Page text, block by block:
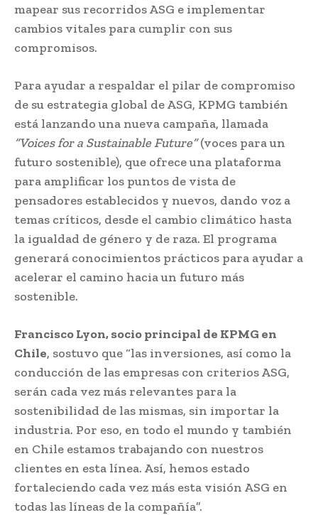
mapear sus recorridos ASG e implementar
cambios vitales para cumplir con sus
compromisos.
Para ayudar a respaldar el pilar de compromiso
de su estrategia global de ASG, KPMG también
está lanzando una nueva campaña, llamada
“Voices for a Sustainable Future”(voces para un
futuro sostenible), que ofrece una plataforma
para amplificar los puntos de vista de
pensadores establecidos y nuevos, dando voz a
temas críticos, desde el cambio climático hasta
la igualdad de género y de raza. El programa
generará conocimientos prácticos para ayudar a
acelerar el camino hacia un futuro más
sostenible.
Francisco Lyon, socio principal de KPMG en
Chile, sostuvo que “las inversiones, así como la
conducción de las empresas con criterios ASG,
serán cada vez más relevantes para la
sostenibilidad de las mismas, sin importar la
industria. Por eso, en todo el mundo y también
en Chile estamos trabajando con nuestros
clientes en esta línea. Así, hemos estado
fortaleciendo cada vez más esta visión ASG en
todas las líneas de la compañía”.